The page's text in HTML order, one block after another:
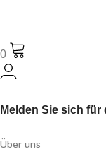
0
Melden Sie sich für
Über uns